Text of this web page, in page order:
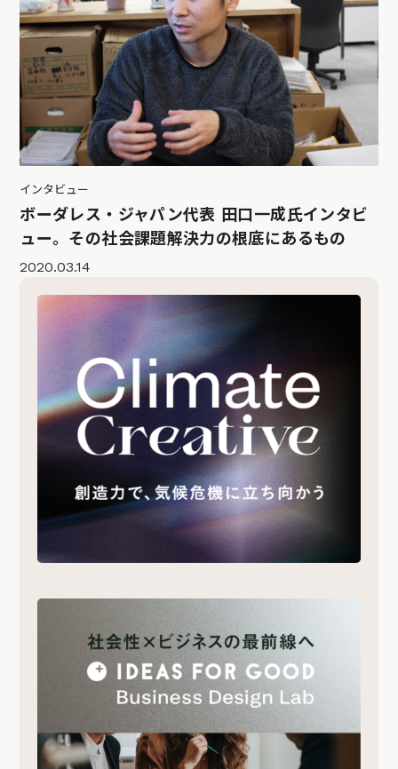
インタビュー
ボーダレス・ジャパン代表 田口一成氏インタビ
ュー。その社会課題解決力の根底にあるもの
2020.03.14